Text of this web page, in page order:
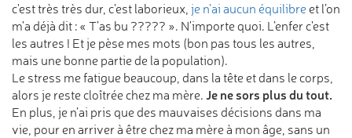
c'est très très dur, c'est laborieux, je n’ai aucun équilibreet l’on
m'a déjà dit : « T’as bu ????? ». N'importe quoi. L’enfer c'est
les autres ! Et je pèse mes mots (bon pas tous les autres,
mais une bonne partie de la population).
Le stress me fatigue beaucoup, dans la tête et dans le corps,
alors je reste cloîtrée chez ma mère. Je ne sors plus du tout.
En plus, je n’ai pris que des mauvaises décisions dans ma
vie, pour en arriver à être chez ma mère à mon âge, sans un